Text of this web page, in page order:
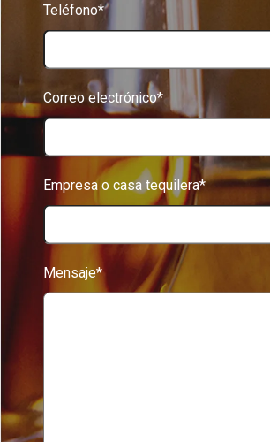
Teléfono*
Correo electrónico*
Empresa o casa tequilera*
Mensaje*